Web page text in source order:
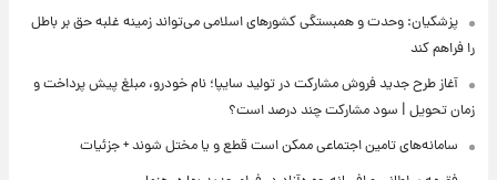
پزشکیان: وحدت و همبستگی کشورهای اسلامی می‌تواند زمینه غلبه حق بر باطل
را فراهم کند
آغاز طرح جدید فروش مشارکت در تولید سایپا؛ نام خودرو، مبلغ پیش پرداخت و
زمان تحویل | سود مشارکت چند درصد است؟
سامانه‌های تامین اجتماعی ممکن است قطع و یا مختل شوند + جزئیات